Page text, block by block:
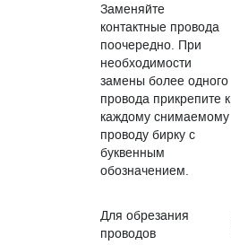
Заменяйте
контактные провода
поочередно. При
необходимости
замены более одного
провода прикрепите к
каждому снимаемому
проводу бирку с
буквенным
обозначением.
Для обрезания
проводов